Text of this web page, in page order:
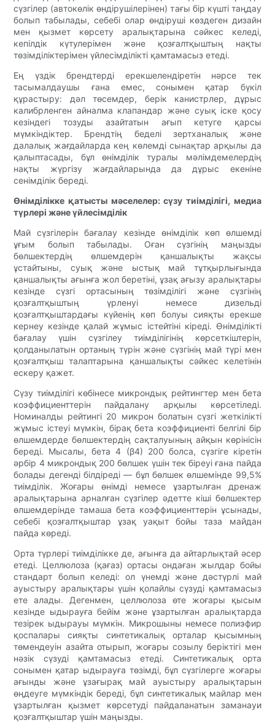
сүзгілер (автокөлік өндірушілерінен) тағы бір күшті таңдау
болып табылады, себебі олар өндіруші көздеген дизайн
мен қызмет көрсету аралықтарына сәйкес келеді,
кепілдік күтулерімен және қозғалтқыштың нақты
төзімділіктерімен үйлесімділікті қамтамасыз етеді.
Ең үздік брендтерді ерекшелендіретін нәрсе тек
тасымалдаушы ғана емес, сонымен қатар бүкіл
құрастыру: дәл төсемдер, берік канистрлер, дұрыс
калибрленген айналма клапандар және суық іске қосу
кезіндегі тозуды азайтатын ағып кетуге қарсы
мүмкіндіктер. Брендтің беделі зертханалық және
далалық жағдайларда кең көлемді сынақтар арқылы да
қалыптасады, бұл өнімділік туралы мәлімдемелердің
нақты жүргізу жағдайларында да дұрыс екеніне
сенімділік береді.
Өнімділікке қатысты мәселелер: сүзу тиімділігі, медиа
түрлері және үйлесімділік
Май сүзгілерін бағалау кезінде өнімділік көп өлшемді
ұғым болып табылады. Оған сүзгінің маңызды
бөлшектердің өлшемдерін қаншалықты жақсы
ұстайтыны, суық және ыстық май тұтқырлығында
қаншалықты ағынға жол беретіні, ұзақ ағызу аралықтары
кезінде сүзгі ортасының төзімділігі және сүзгінің
қозғалтқыштың үрленуі немесе дизельді
қозғалтқыштардағы күйенің көп болуы сияқты ерекше
кернеу кезінде қалай жұмыс істейтіні кіреді. Өнімділікті
бағалау үшін сүзгілеу тиімділігінің көрсеткіштерін,
қолданылатын ортаның түрін және сүзгінің май түрі мен
қозғалтқыш талаптарына қаншалықты сәйкес келетінін
ескеру қажет.
Сүзу тиімділігі көбінесе микрондық рейтингтер мен бета
коэффициенттерін пайдалану арқылы көрсетіледі.
Номиналды рейтингі 20 микрон болатын сүзгі жеткілікті
жұмыс істеуі мүмкін, бірақ бета коэффициенті белгілі бір
өлшемдерде бөлшектердің сақталуының айқын көрінісін
береді. Мысалы, бета 4 (β4) 200 болса, сүзгіге кіретін
әрбір 4 микрондық 200 бөлшек үшін тек біреуі ғана пайда
болады дегенді білдіреді — бұл бөлшек өлшемінде 99,5%
тиімділік. Жоғары өнімді немесе ұзартылған дренаж
аралықтарына арналған сүзгілер әдетте кіші бөлшектер
өлшемдерінде тамаша бета коэффициенттерін ұсынады,
себебі қозғалтқыштар ұзақ уақыт бойы таза майдан
пайда көреді.
Орта түрлері тиімділікке де, ағынға да айтарлықтай әсер
етеді. Целлюлоза (қағаз) ортасы ондаған жылдар бойы
стандарт болып келеді: ол үнемді және дәстүрлі май
ауыстыру аралықтары үшін қолайлы сүзуді қамтамасыз
ете алады. Дегенмен, целлюлоза өте жоғары қысым
кезінде ыдырауға бейім және ұзартылған аралықтарда
тезірек ыдырауы мүмкін. Микрошыны немесе полиэфир
қоспалары сияқты синтетикалық орталар қысымның
төмендеуін азайта отырып, жоғары созылу беріктігі мен
нәзік сүзуді қамтамасыз етеді. Синтетикалық орта
сонымен қатар ыдырауға төзімді, бұл сүзгілерге жоғары
ағынды және ұзағырақ май ауыстыру аралықтарын
өңдеуге мүмкіндік береді, бұл синтетикалық майлар мен
ұзартылған қызмет көрсетуді пайдаланатын заманауи
қозғалтқыштар үшін маңызды.